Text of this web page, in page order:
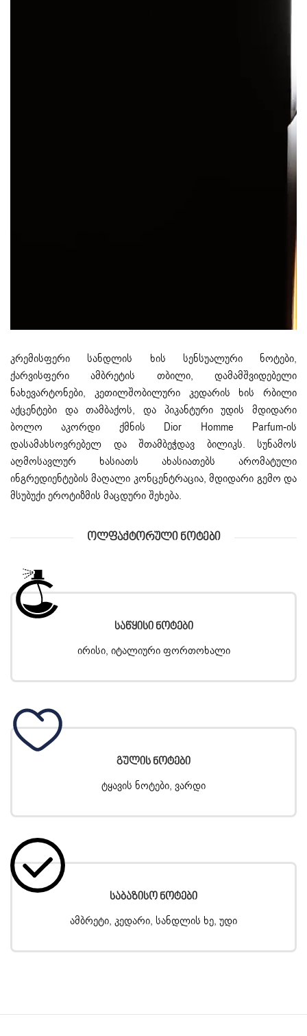
კრემისფერი სანდლის ხის სენსუალური ნოტები,
ქარვისფერი ამბრეტის თბილი, დამამშვიდებელი
ნახევარტონები, კეთილშობილური კედარის ხის რბილი
აქცენტები და თამბაქოს, და პიკანტური უდის მდიდარი
ბოლო აკორდი ქმნის Dior Homme Parfum-ის
დასამახსოვრებელ და შთამბეჭდავ ბილიკს. სუნამოს
აღმოსავლურ ხასიათს ახასიათებს არომატული
ინგრედიენტების მაღალი კონცენტრაცია, მდიდარი გემო და
მსუბუქი ეროტიზმის მაცდური შეხება.
Ოლფაქტორული Ნოტები
Საწყისი Ნოტები
ირისი, იტალიური ფორთოხალი
Გულის Ნოტები
ტყავის ნოტები, ვარდი
Საბაზისო Ნოტები
ამბრეტი, კედარი, სანდლის ხე, უდი